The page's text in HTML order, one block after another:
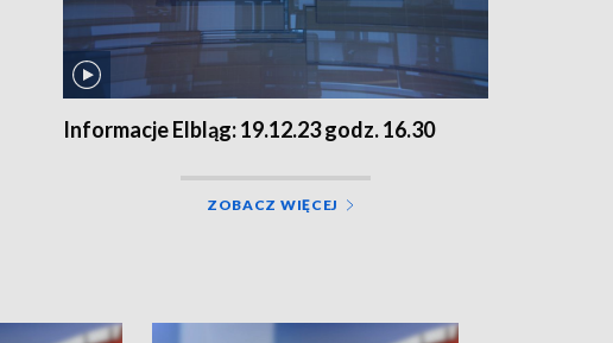
Informacje Elbląg: 19.12.23 godz. 16.30
ZOBACZ WIĘCEJ